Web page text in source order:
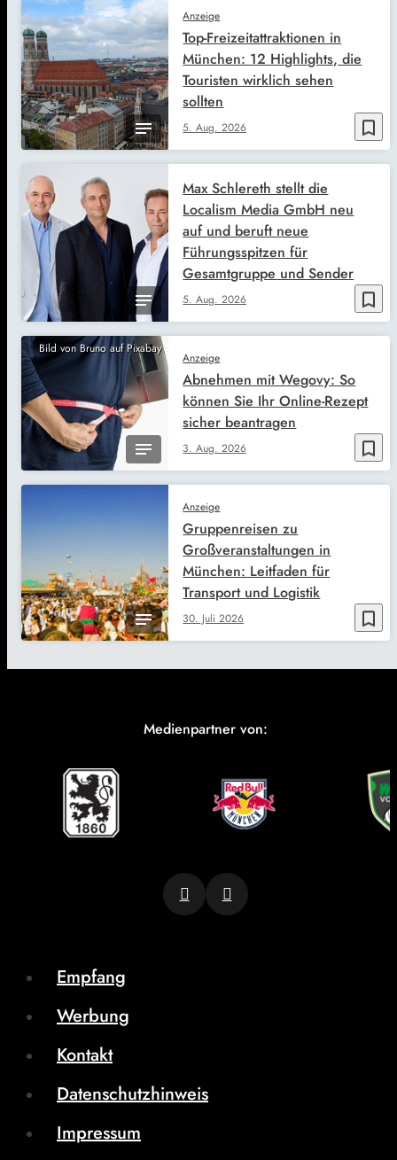
bookmark_border
Anzeige
5. Aug. 2026
Top-Freizeitattraktionen in
München: 12 Highlights, die
Touristen wirklich sehen
sollten
bookmark_border
5. Aug. 2026
Max Schlereth stellt die
Localism Media GmbH neu
auf und beruft neue
Führungsspitzen für
Gesamtgruppe und Sender
Bild von Bruno auf Pixabay
bookmark_border
Anzeige
3. Aug. 2026
Abnehmen mit Wegovy: So
können Sie Ihr Online-Rezept
sicher beantragen
bookmark_border
Anzeige
30. Juli 2026
Gruppenreisen zu
Großveranstaltungen in
München: Leitfaden für
Transport und Logistik
Medienpartner von:
Empfang
Werbung
Kontakt
Datenschutzhinweis
Impressum